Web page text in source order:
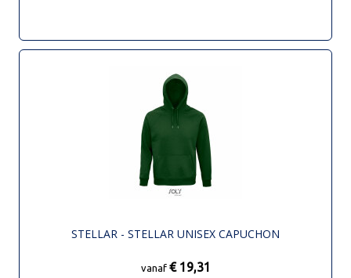
STELLAR - STELLAR UNISEX CAPUCHON
vanaf € 19,31